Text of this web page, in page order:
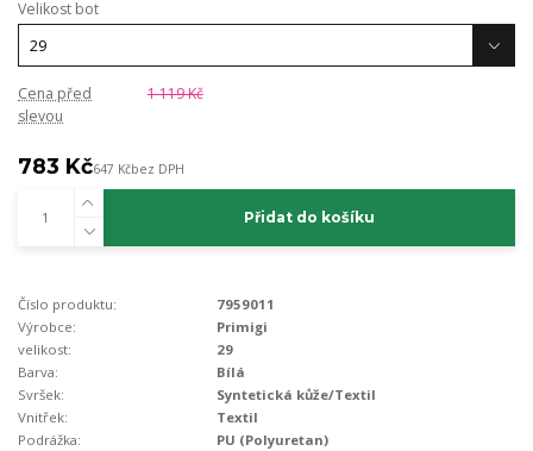
Velikost bot
Cena před
slevou
1 119 Kč
783 Kč647 Kčbez DPH
Přidat do košíku
Číslo produktu:
7959011
Výrobce:
Primigi
velikost:
29
Barva:
Bílá
Svršek:
Syntetická kůže/Textil
Vnitřek:
Textil
Podrážka:
PU (Polyuretan)